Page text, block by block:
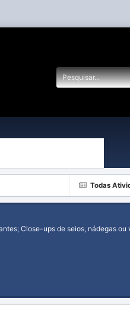
Todas
Close-ups de seios, nádegas ou